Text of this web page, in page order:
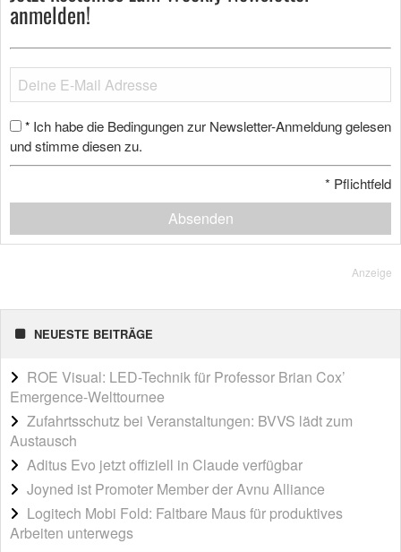
anmelden!
* Ich habe die Bedingungen zur Newsletter-Anmeldung gelesen
und stimme diesen zu.
* Pflichtfeld
Absenden
Anzeige
NEUESTE BEITRÄGE
ROE Visual: LED-Technik für Professor Brian Cox’
Emergence-Welttournee
Zufahrtsschutz bei Veranstaltungen: BVVS lädt zum
Austausch
Aditus Evo jetzt offiziell in Claude verfügbar
Joyned ist Promoter Member der Avnu Alliance
Logitech Mobi Fold: Faltbare Maus für produktives
Arbeiten unterwegs